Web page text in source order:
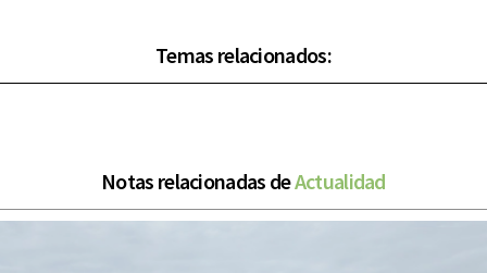
Temas relacionados:
Notas relacionadas deActualidad